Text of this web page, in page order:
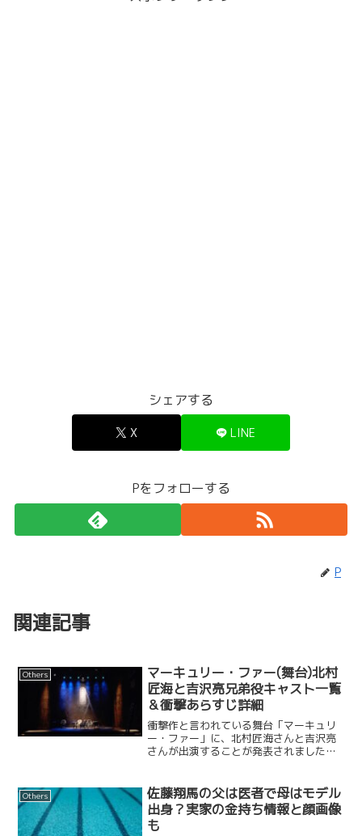
シェアする
X LINE
Pをフォローする
P
関連記事
Others
マーキュリー・ファー(舞台)北村
匠海と吉沢亮兄弟役キャスト一覧
＆衝撃あらすじ詳細
衝撃作と言われている舞台「マーキュリ
ー・ファー」に、北村匠海さんと吉沢亮
さんが出演することが発表されました。
トで上演され約7年ぶりの再演となりま
す。そして今回、今...
Others
佐藤翔馬の父は医者で母はモデル
出身？実家の金持ち情報と顔画像
も